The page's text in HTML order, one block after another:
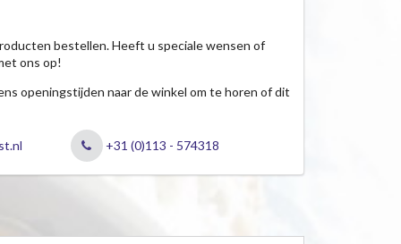
bestellen. Heeft u speciale wensen of
ons op!
openingstijden naar de winkel om te horen of dit
+31 (0)113 - 574318